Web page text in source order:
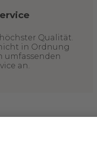
Qualität.
in Ordnung
umfassenden
an.